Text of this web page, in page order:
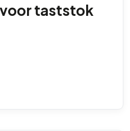
taststok